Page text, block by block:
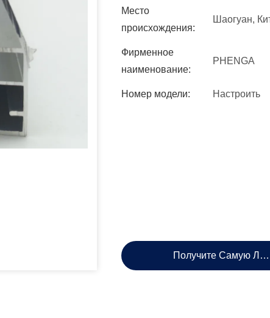
Место
происхождения:
Шаогуан,
Фирменное
наименование:
PHENGA
Номер модели: Настроить
Получите Самую